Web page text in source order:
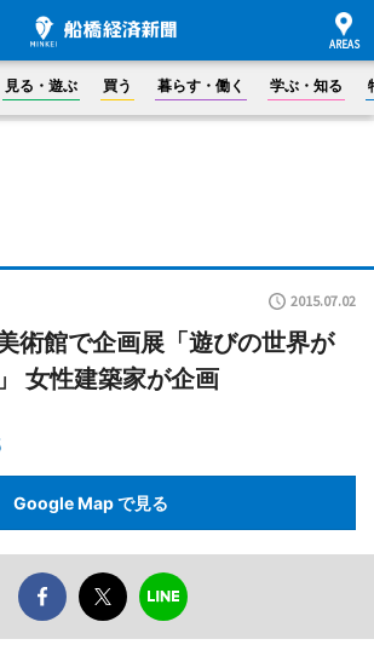
見る・遊ぶ 買う 暮らす・働く 学ぶ・知る
2015.07.02
術館で企画展「遊びの世界が
女性建築家が企画
Google Map で見る